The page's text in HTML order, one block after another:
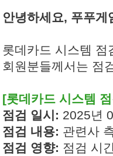
안녕하세요, 푸푸게
롯데카드 시스템 점
회원분들께서는 점
[롯데카드 시스템
점검 일시: 2025년
점검 내용: 관련사
점검 영향: 점검 시